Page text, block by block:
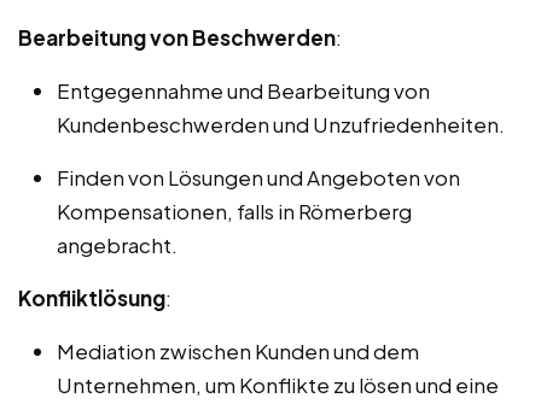
Bearbeitung von Beschwerden:
Entgegennahme und Bearbeitung von
Kundenbeschwerden und Unzufriedenheiten.
Finden von Lösungen und Angeboten von
Kompensationen, falls in Römerberg
angebracht.
Konfliktlösung:
Mediation zwischen Kunden und dem
Unternehmen, um Konflikte zu lösen und eine